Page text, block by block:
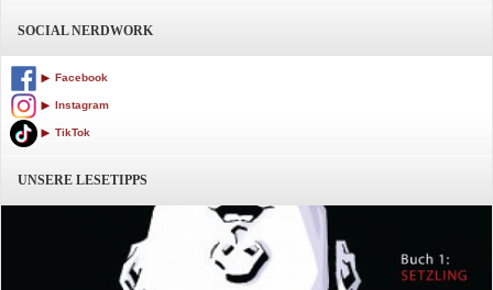
SOCIAL NERDWORK
Facebook
Instagram
TikTok
UNSERE LESETIPPS